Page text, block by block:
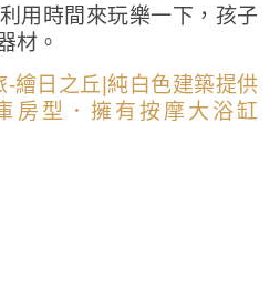
用時間來玩樂一下，孩子
材。